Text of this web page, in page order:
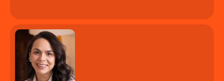
aprendizagem e alterações de
leitura/escrita. Aplicação de testes e
Comunicação Alternativa e Aumentativa
(CAA).
Neurodesenvolvimento: